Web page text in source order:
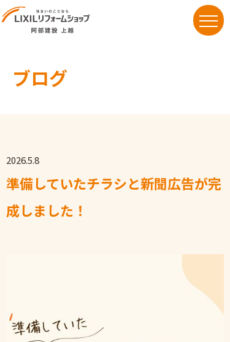
ブログ
ブログ
2026.5.8
準備していたチラシと新聞広告が完
成しました！